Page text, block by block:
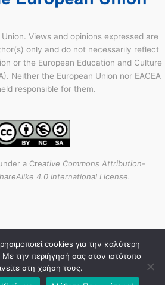
Views and opinions expressed are
only and do not necessarily reflect
or the European Education and Culture
Neither the European Union nor EACEA
responsible for them.
a Creative Commons Attribution-
4.0 International License.
|Powered by ERASMUS+
Απόρρητο
Αποτύπωμα
cookies για την καλύτερη
Με την περιήγησή σας στον ιστότοπο
στη χρήση τους.